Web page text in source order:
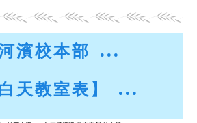
濱校本部 ...
白天教室表】 ...